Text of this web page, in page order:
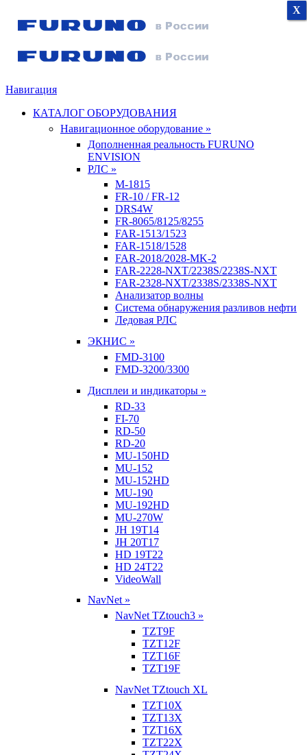
Навигация
КАТАЛОГ ОБОРУДОВАНИЯ
Навигационное оборудование »
Дополненная реальность FURUNO
ENVISION
РЛС »
M-1815
FR-10 / FR-12
DRS4W
FR-8065/8125/8255
FAR-1513/1523
FAR-1518/1528
FAR-2018/2028-MK-2
FAR-2228-NXT/2238S/2238S-NXT
FAR-2328-NXT/2338S/2338S-NXT
Анализатор волны
Система обнаружения разливов нефти
Ледовая РЛС
ЭКНИС »
FMD-3100
FMD-3200/3300
Дисплеи и индикаторы »
RD-33
FI-70
RD-50
RD-20
MU-150HD
MU-152
MU-152HD
MU-190
MU-192HD
MU-270W
JH 19T14
JH 20T17
HD 19T22
HD 24T22
VideoWall
NavNet »
NavNet TZtouch3 »
TZT9F
TZT12F
TZT16F
TZT19F
NavNet TZtouch XL
TZT10X
TZT13X
TZT16X
TZT22X
X
X
X